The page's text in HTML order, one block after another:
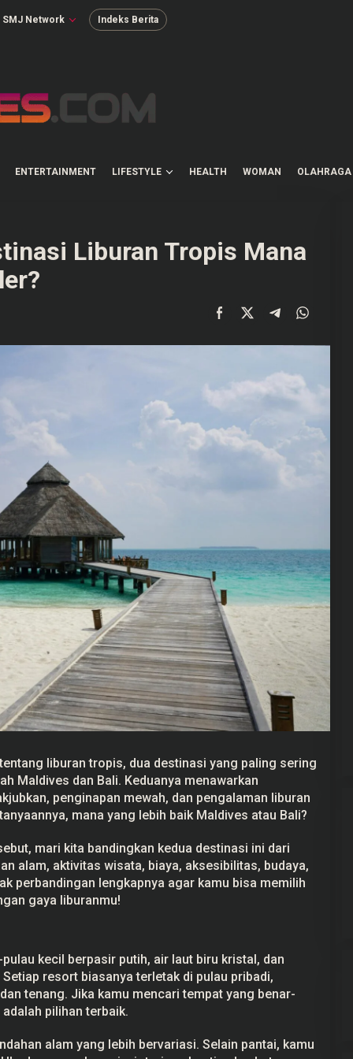
SMJ Network Indeks Berita
ENTERTAINMENT LIFESTYLE HEALTH WOMAN OLAHRAGA
Liburan Tropis Mana
liburan tropis, dua destinasi yang paling sering
Maldives dan Bali. Keduanya menawarkan
penginapan mewah, dan pengalaman liburan
mana yang lebih baik Maldives atau Bali?
mari kita bandingkan kedua destinasi ini dari
alam, aktivitas wisata, biaya, aksesibilitas, budaya,
perbandingan lengkapnya agar kamu bisa memilih
gaya liburanmu!
kecil berpasir putih, air laut biru kristal, dan
resort biasanya terletak di pulau pribadi,
tenang. Jika kamu mencari tempat yang benar-
pilihan terbaik.
alam yang lebih bervariasi. Selain pantai, kamu
Seorang Siswa SMP di Pemalang
Tewas Diduga Bullying